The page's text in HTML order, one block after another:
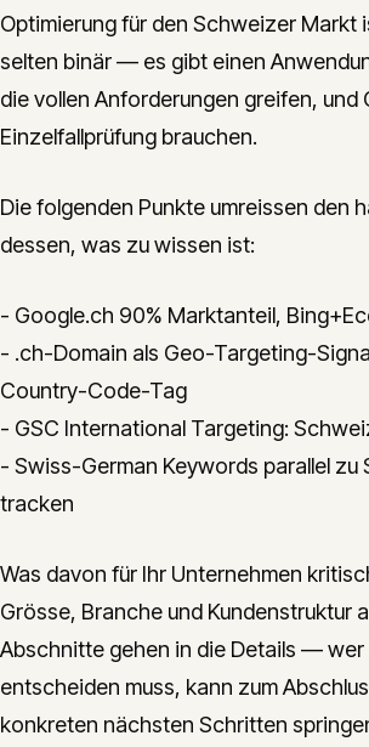
Optimierung für den Schweizer Markt
selten binär — es gibt einen
die vollen Anforderungen greifen, und
Einzelfallprüfung brauchen.
Die folgenden Punkte umreissen den
dessen, was zu wissen ist:
- Google.ch 90% Marktanteil,
- .ch-Domain als Geo-Targeting-
Country-Code-Tag
- GSC International Targeting:
- Swiss-German Keywords parallel zu
tracken
Was davon für Ihr Unternehmen
Grösse, Branche und Kundenstruktur
Abschnitte gehen in die Details — wer
entscheiden muss, kann zum
konkreten nächsten Schritten